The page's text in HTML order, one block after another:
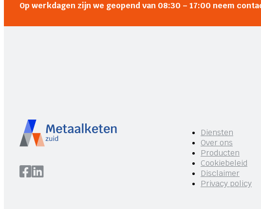
Op werkdagen zijn we geopend van 08:30 – 17:00 neem
Diensten
Over ons
Producten
Cookiebeleid
Disclaimer
Privacy policy